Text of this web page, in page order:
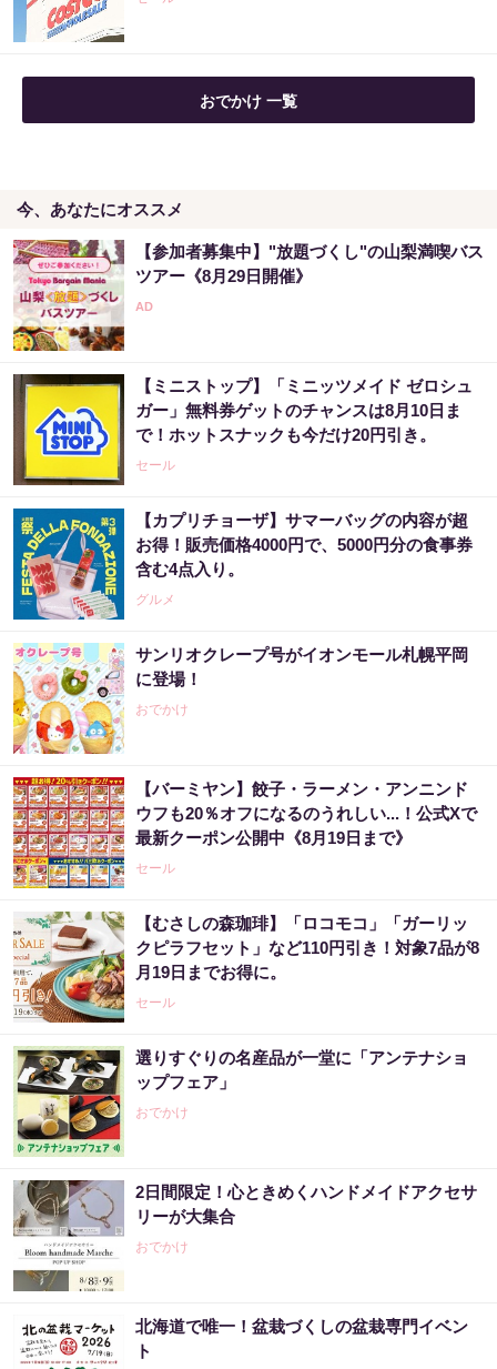
PR（Amazon）
おでかけ 一覧
今、あなたにオススメ
【参加者募集中】"放題づくし"の山梨満喫バス
ツアー《8月29日開催》
【ミニストップ】「ミニッツメイド ゼロシュ
ガー」無料券ゲットのチャンスは8月10日ま
で！ホットスナックも今だけ20円引き。
セール
【カプリチョーザ】サマーバッグの内容が超
お得！販売価格4000円で、5000円分の食事券
含む4点入り。
グルメ
サンリオクレープ号がイオンモール札幌平岡
に登場！
おでかけ
【バーミヤン】餃子・ラーメン・アンニンド
ウフも20％オフになるのうれしい...！公式Xで
最新クーポン公開中《8月19日まで》
セール
【むさしの森珈琲】「ロコモコ」「ガーリッ
クピラフセット」など110円引き！対象7品が8
月19日までお得に。
セール
選りすぐりの名産品が一堂に「アンテナショ
ップフェア」
おでかけ
2日間限定！心ときめくハンドメイドアクセサ
リーが大集合
おでかけ
北海道で唯一！盆栽づくしの盆栽専門イベン
ト